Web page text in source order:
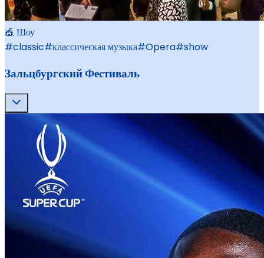
🎪 Шоу
#classic#классическая музыка#Opera#show
Зальцбургский Фестиваль